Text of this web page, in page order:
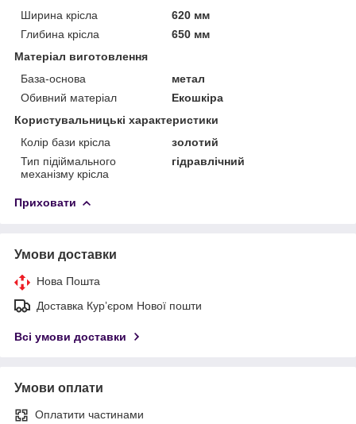
Ширина крісла
620 мм
Глибина крісла
650 мм
Матеріал виготовлення
База-основа
метал
Обивний матеріал
Екошкіра
Користувальницькі характеристики
Колір бази крісла
золотий
Тип підіймального
механізму крісла
гідравлічний
Приховати
Умови доставки
Нова Пошта
Доставка Курʼєром Нової пошти
Всі умови доставки
Умови оплати
Оплатити частинами